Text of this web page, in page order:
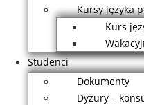
Kursy języka
Kurs
Studenci
Dokumenty
Dyżury –